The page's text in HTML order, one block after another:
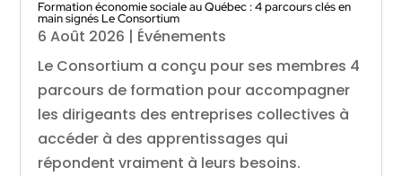
Formation économie sociale au Québec : 4 parcours clés en
main signés Le Consortium
6 Août 2026 | Événements
Le Consortium a conçu pour ses membres 4
parcours de formation pour accompagner
les dirigeants des entreprises collectives à
accéder à des apprentissages qui
répondent vraiment à leurs besoins.